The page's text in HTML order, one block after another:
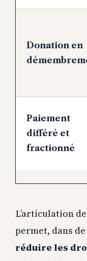
Donation en
Paiement
différé et
fractionné
L’articulation
permet, dans
réduire les